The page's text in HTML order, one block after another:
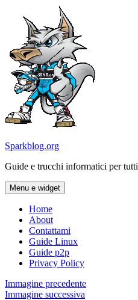
contenuto
Sparkblog.org
Guide e trucchi informatici per tutti
Menu e widget
Home
About
Contattami
Guide Linux
Guide p2p
Privacy Policy
Immagine precedente
Immagine successiva